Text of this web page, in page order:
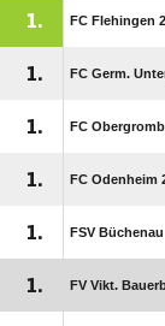
1. FC Flehingen 2
1. FC Germ.
1. FC
1. FC Odenheim
1. FSV Büchenau
1. FV Vikt.